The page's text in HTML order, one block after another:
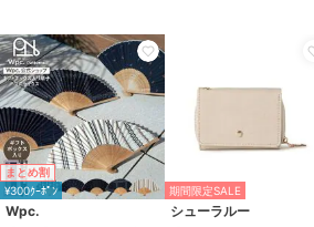
まとめ割
¥300ｸｰﾎﾟﾝ
Wpc.
期間限定SALE
シューラルー